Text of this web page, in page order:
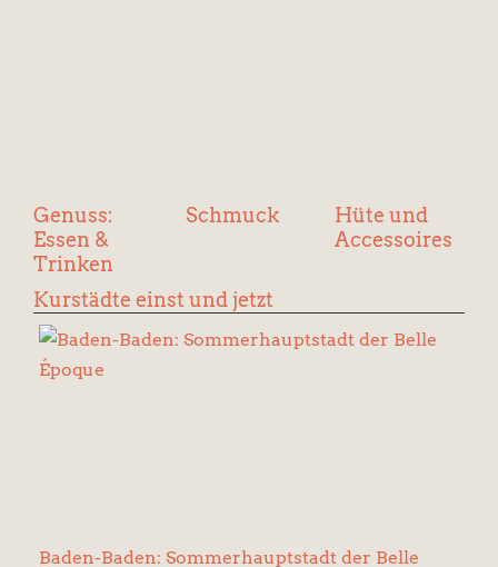
Genuss:
Essen &
Trinken
Schmuck
Hüte und
Accessoires
Kurstädte einst und jetzt
Baden-Baden: Sommerhauptstadt der Belle